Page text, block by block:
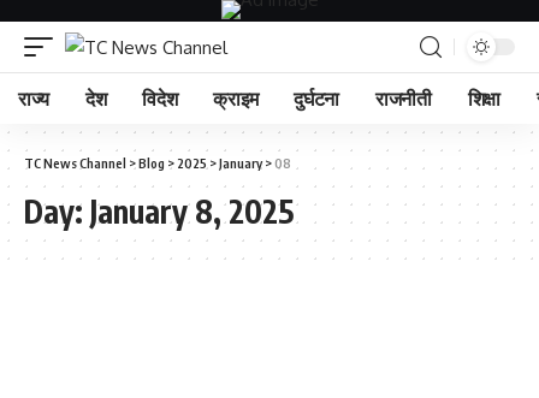
राज्य देश विदेश क्राइम दुर्घटना राजनीती शिक्षा
TC News Channel >Blog > 2025 >January>08
Day: January 8, 2025